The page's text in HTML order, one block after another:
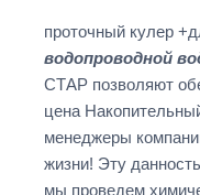
проточный кулер
водопроводной
СТАР позволяют
цена
менеджеры
жизни! Эту
мы проведем